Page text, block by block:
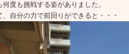
何度も挑戦する姿がありました。
、自分の力で前回りができると・・・